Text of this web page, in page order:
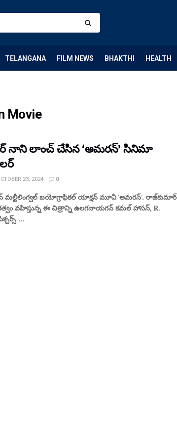
TELANGANA FILM NEWS BHAKTHI HEALTH
Movie
నాని లాంచ్ చేసిన ‘అమరన్’ సినిమా
23, 2024 0
మల్టీలింగ్వల్ బయోగ్రాఫికల్ యాక్షన్ మూవీ 'అమరన్'. రాజ్‌కుమార్
వహిస్తున్న ఈ చిత్రాన్ని ఉలగనాయగన్ కమల్ హాసన్, R.
...